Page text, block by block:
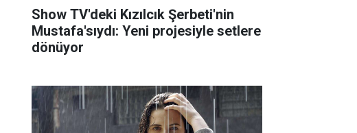
Show TV'deki Kızılcık Şerbeti'nin
Mustafa'sıydı: Yeni projesiyle setlere
dönüyor